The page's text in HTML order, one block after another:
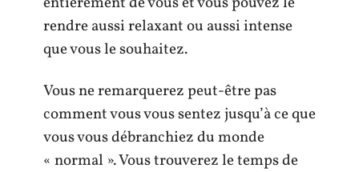
rendre aussi relaxant ou aussi intense
que vous le souhaitez.
Vous ne remarquerez peut-être pas
comment vous vous sentez jusqu’à ce que
vous vous débranchiez du monde
« normal ». Vous trouverez le temps de